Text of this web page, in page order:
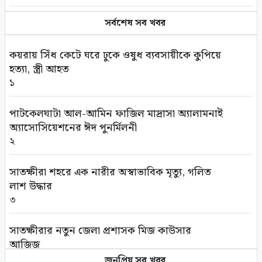
পাইকগাছায় বিলুপ্তির পথে বর্ষার কদম ফুল
৫
সাতক্ষীরা আদালত চত্বর থেকে হ্যান্ডক্যাপ পরা
আসামীর পালানোর ব্যর্থ চেষ্টা
৬
সুন্দরবনে আত্মসমর্পণকারী বনদস্যুরা আবারও
সক্রিয়? জেলেদের অভিযোগে নতুন আতঙ্ক
৭
শ্যামনগরে ফাইটার ক্যারাতে ক্লাবের বেল্ট প্রদান
অনুষ্ঠান
৮
ভারত পাচারকালে বেনাপোল ইমিগ্রেশনে স্বর্ণেবারসহ
সর্বশেষ সব খবর
কয়রায় সিঁধ কেটে ঘরে ঢুকে ওষুধ ব্যবসায়ীকে কুপিয়ে
হত্যা, স্ত্রী আহত
১
পাটকেলঘাটা আল-আমিন ফাজিল মাদ্রাসা অ্যালামনাই
অ্যাসোসিয়েশনের ঈদ পুনর্মিলনী
২
সাতক্ষীরা শহরে এক নারীর অস্বাভাবিক মৃত্যু, গলিত
লাশ উদ্ধার
৩
সাতক্ষীরার নতুন জেলা প্রশাসক মিজ কাউসার
আজিজ